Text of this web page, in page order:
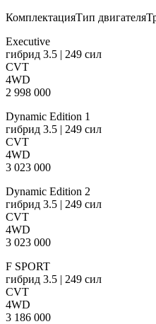
КомплектацияТип
Executive
гибрид 3.5 | 249 сил
CVT
4WD
2 998 000
Dynamic Edition 1
гибрид 3.5 | 249 сил
CVT
4WD
3 023 000
Dynamic Edition 2
гибрид 3.5 | 249 сил
CVT
4WD
3 023 000
F SPORT
гибрид 3.5 | 249 сил
CVT
4WD
3 186 000